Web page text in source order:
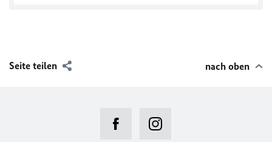
Seite teilen nach oben